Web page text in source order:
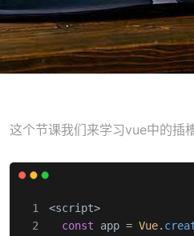
这个节课我们来学习vue中的插
<script>
const app = Vue.